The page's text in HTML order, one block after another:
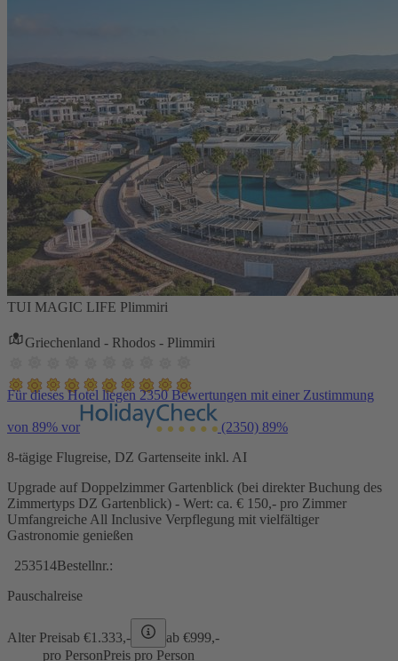
TUI MAGIC LIFE Plimmiri
Griechenland - Rhodos - Plimmiri
Für dieses Hotel liegen 2350 Bewertungen mit einer Zustimmung
von 89% vor (2350) 89%
8-tägige Flugreise, DZ Gartenseite inkl. AI
Upgrade auf Doppelzimmer Gartenblick (bei direkter Buchung des
Zimmertyps DZ Gartenblick) - Wert: ca. € 150,- pro Zimmer
Umfangreiche All Inclusive Verpflegung mit vielfältiger
Gastronomie genießen
253514Bestellnr.:
Pauschalreise
Alter Preisab €1.333,- ab €999,-
pro PersonPreis pro Person